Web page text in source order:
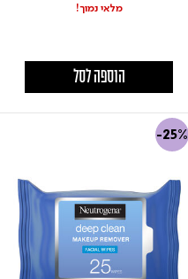
מלאי נמוך!
הוספה לסל
-25%